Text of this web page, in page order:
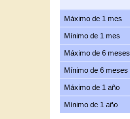
Máximo de 1 mes
Mínimo de 1 mes
Máximo de 6 meses
Mínimo de 6 meses
Máximo de 1 año
Mínimo de 1 año